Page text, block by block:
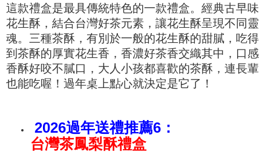
這款禮盒是最具傳統特色的一款禮盒。經典古早味
花生酥，結合台灣好茶元素，讓花生酥呈現不同靈
魂。三種茶酥， 有別於一般的花生酥的甜膩， 吃得
到 茶酥的厚實花生香， 香濃好茶香交織其中，口感
香酥好咬不膩口，大人小孩都喜歡的茶酥，連長輩
也能吃喔！過年桌上點心就決定是它了！
2026過年送禮推薦6：
台灣茶鳳梨酥禮盒